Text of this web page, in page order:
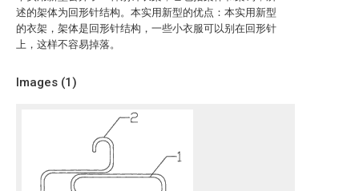
述的架体为回形针结构。本实用新型的优点：本实用新型
的衣架，架体是回形针结构，一些小衣服可以别在回形针
上，这样不容易掉落。
Images (1)